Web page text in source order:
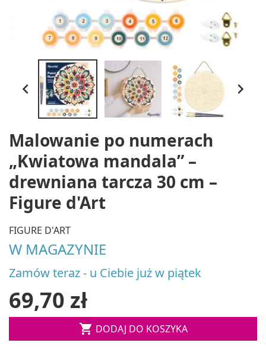
 
Malowanie po numerach
„Kwiatowa mandala” –
drewniana tarcza 30 cm –
Figure d'Art
FIGURE D'ART
W MAGAZYNIE
Zamów teraz - u Ciebie już w piątek
69,70 zł
 DODAJ DO KOSZYKA